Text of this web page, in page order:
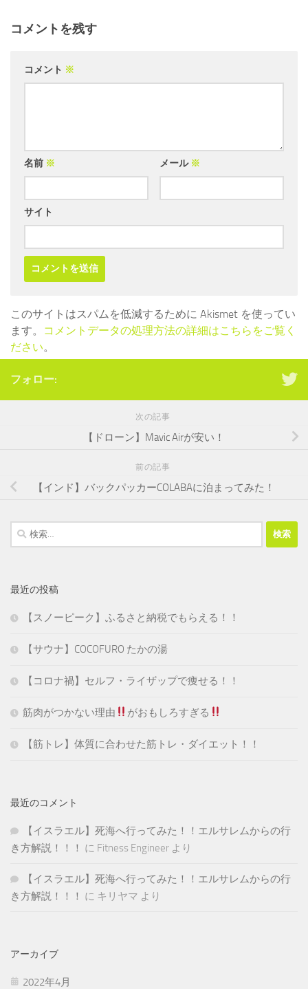
コメントを残す
コメント ※
名前 ※ メール ※
サイト
このサイトはスパムを低減するために Akismet を使ってい
ます。
コメントデータの処理方法の詳細はこちらをご覧く
ださい。
フォロー:
次の記事
【ドローン】Mavic Airが安い！
前の記事
【インド】バックパッカーCOLABAに泊まってみた！
検
索:
最近の投稿
【スノーピーク】ふるさと納税でもらえる！！
【サウナ】COCOFURO たかの湯
【コロナ禍】セルフ・ライザップで痩せる！！
筋肉がつかない理由 がおもしろすぎる
【筋トレ】体質に合わせた筋トレ・ダイエット！！
最近のコメント
【イスラエル】死海へ行ってみた！！エルサレムからの行
き方解説！！！ に Fitness Engineer より
【イスラエル】死海へ行ってみた！！エルサレムからの行
き方解説！！！ に キリヤマ より
アーカイブ
2022年4月